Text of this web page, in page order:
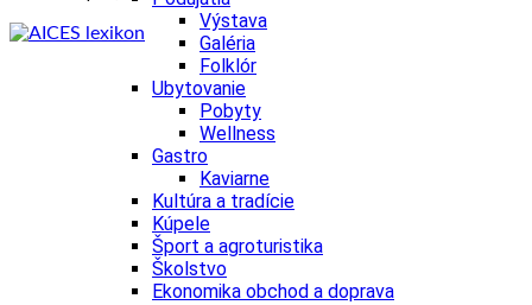
Výstava
Galéria
Folklór
Ubytovanie
Pobyty
Wellness
Gastro
Kaviarne
Kultúra a tradície
Kúpele
Šport a agroturistika
Školstvo
Ekonomika obchod a doprava